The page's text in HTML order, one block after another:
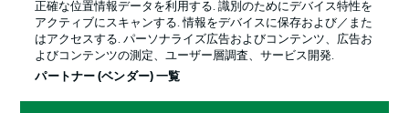
正確な位置情報データを利用する. 識別のためにデバイス特性を
アクティブにスキャンする. 情報をデバイスに保存および／また
はアクセスする. パーソナライズ広告およびコンテンツ、広告お
よびコンテンツの測定、ユーザー層調査、サービス開発.
パートナー (ベンダー) 一覧